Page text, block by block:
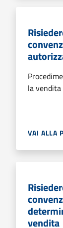
la vendita
VAI ALLA
vendita